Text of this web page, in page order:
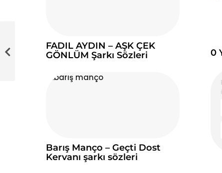
0
FADIL AYDIN – AŞK ÇEK
GÖNLÜM Şarkı Sözleri
Barış Manço – Geçti Dost
Kervanı şarkı sözleri